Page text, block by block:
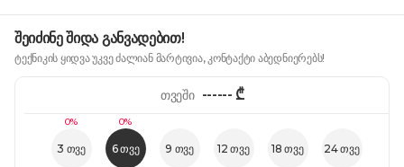
შეიძინე შიდა განვადებით!
ტექნიკის ყიდვა უკვე ძალიან მარტივია, კონტაქტი აბედნიერებს!
0%
3 თვე
0%
6 თვე 9 თვე 12 თვე 18 თვე 24 თვე
თვეში ------₾